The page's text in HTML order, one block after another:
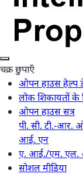
चक्र छुपाएँ
ओपन हाउस हेल्प
लोक शिकायतों के
ओपन हाउस सत्र
पी. सी. टी.-
आई. एन
ए. आई./एम. एल.
सोशल मीडिया